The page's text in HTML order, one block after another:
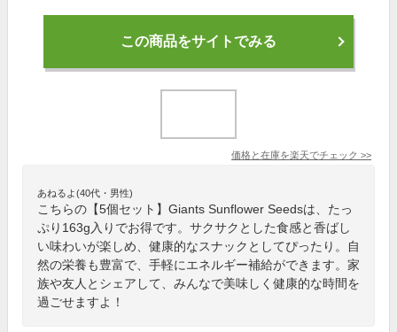
この商品をサイトでみる
価格と在庫を楽天でチェック >>
あねるよ(40代・男性)
こちらの【5個セット】Giants Sunflower Seedsは、たっ
ぷり163g入りでお得です。サクサクとした食感と香ばし
い味わいが楽しめ、健康的なスナックとしてぴったり。自
然の栄養も豊富で、手軽にエネルギー補給ができます。家
族や友人とシェアして、みんなで美味しく健康的な時間を
過ごせますよ！